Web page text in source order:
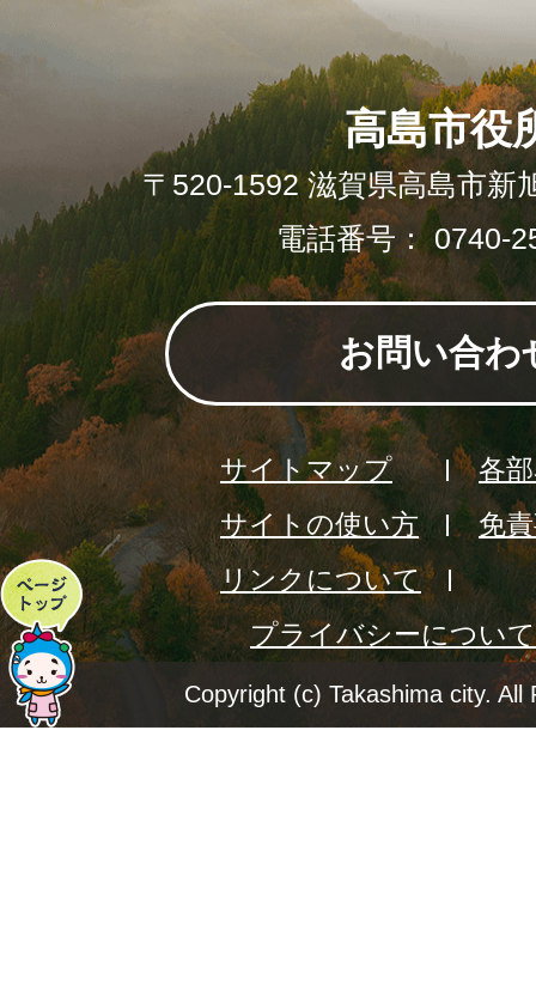
ペ
ー
ジ
高島市役
〒520-1592 滋賀県高島市新
電話番号： 0740-
お問い合わ
サイトマップ
各
サイトの使い方
免
リンクについて
プライバシーについて
Copyright (c) Takashima city. All